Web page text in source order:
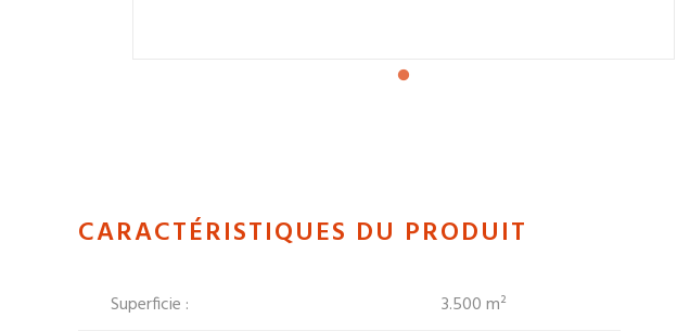
CARACTÉRISTIQUES DU PRODUIT
Superficie : 3.500 m²